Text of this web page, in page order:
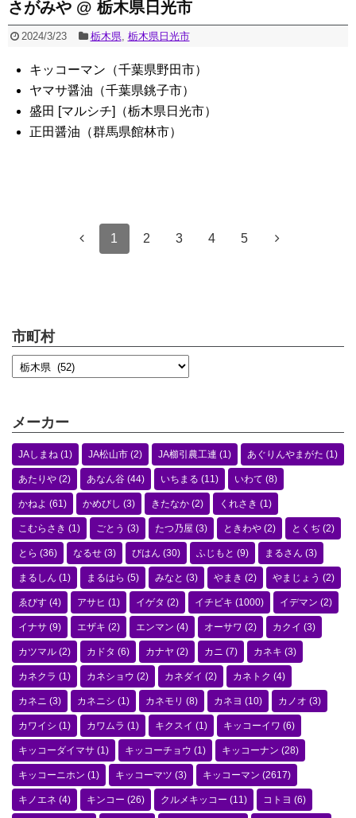
さがみや @ 栃木県日光市
2024/3/23 栃木県, 栃木県日光市
キッコーマン（千葉県野田市）
ヤマサ醤油（千葉県銚子市）
盛田 [マルシチ]（栃木県日光市）
正田醤油（群馬県館林市）
1 2 3 4 5
市町村
メーカー
JAしまね (1) JA松山市 (2) JA櫛引農工連 (1) あぐりんやまがた (1)
あたりや (2) あなん谷 (44) いちまる (11) いわて (8)
かねよ (61) かめびし (3) きたなか (2) くれさき (1)
こむらさき (1) ごとう (3) たつ乃屋 (3) ときわや (2) とくぢ (2)
とら (36) なるせ (3) びはん (30) ふじもと (9) まるさん (3)
まるしん (1) まるはら (5) みなと (3) やまき (2) やまじょう (2)
ゑびす (4) アサヒ (1) イゲタ (2) イチビキ (1000) イデマン (2)
イナサ (9) エザキ (2) エンマン (4) オーサワ (2) カクイ (3)
カツマル (2) カドタ (6) カナヤ (2) カニ (7) カネキ (3)
カネクラ (1) カネショウ (2) カネダイ (2) カネトク (4)
カネニ (3) カネニシ (1) カネモリ (8) カネヨ (10) カノオ (3)
カワイシ (1) カワムラ (1) キクスイ (1) キッコーイワ (6)
キッコーダイマサ (1) キッコーチョウ (1) キッコーナン (28)
キッコーニホン (1) キッコーマツ (3) キッコーマン (2617)
キノエネ (4) キンコー (26) クルメキッコー (11) コトヨ (6)